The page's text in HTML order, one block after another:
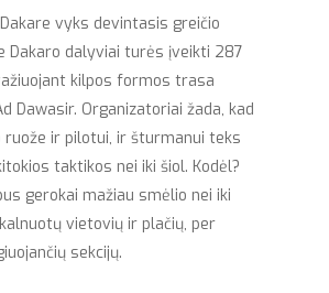
Dakare vyks devintasis greičio
Dakaro dalyviai turės įveikti 287
kilpos formos trasa
Dawasir. Organizatoriai žada, kad
ruože ir pilotui, ir šturmanui teks
taktikos nei iki šiol. Kodėl?
gerokai mažiau smėlio nei iki
vietovių ir plačių, per
sekcijų.